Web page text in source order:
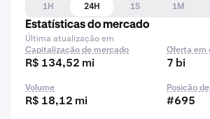
1H 24H 1S 1M
Estatísticas do mercado
Última atualização em
Capitalização de mercado
R$ 134,52 mi
Oferta em
7 bi
Volume
R$ 18,12 mi
Posição
#695